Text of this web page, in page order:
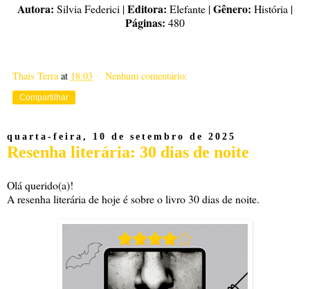
Autora: Silvia Federici | Editora: Elefante | Gênero: História |
Páginas: 480
Thais Terra at 18:03 Nenhum comentário:
Compartilhar
quarta-feira, 10 de setembro de 2025
Resenha literária: 30 dias de noite
Olá querido(a)!
A resenha literária de hoje é sobre o livro 30 dias de noite.